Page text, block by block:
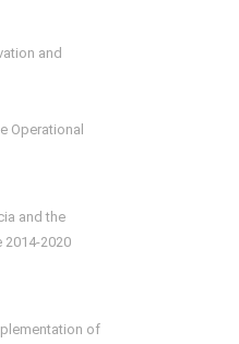
and
Operational
and the
2014-2020
of